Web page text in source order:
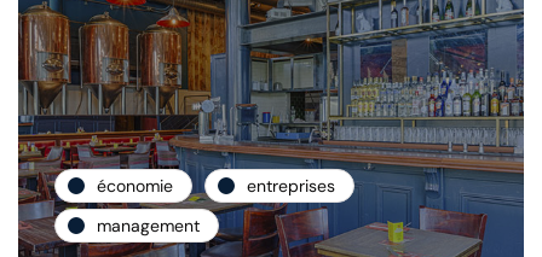
économie
entreprises
management